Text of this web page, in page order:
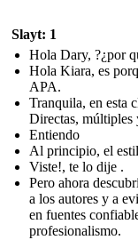
Slayt: 1
Hola Dary, ?¿por
Hola Kiara, es
APA.
Tranquila, en esta
Directas, múltiples
Entiendo
Al principio, el
Viste!, te lo dije .
Pero ahora
a los autores y a
en fuentes
profesionalismo.